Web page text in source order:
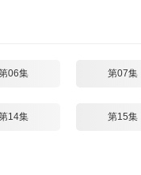
06集 第07集
14集 第15集